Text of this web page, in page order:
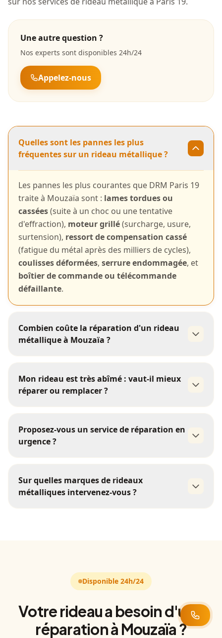
Une autre question ?
Nos experts sont disponibles 24h/24
Appelez-nous
Quelles sont les pannes les plus
fréquentes sur un rideau métallique ?
Les pannes les plus courantes que DRM Paris 19
traite à Mouzaïa sont : lames tordues ou
cassées(suite à un choc ou une tentative
d'effraction), moteur grillé(surcharge, usure,
surtension), ressort de compensation cassé
(fatigue du métal après des milliers de cycles),
coulisses déformées, serrure endommagée, et
boîtier de commande ou télécommande
défaillante.
Combien coûte la réparation d'un rideau
métallique à Mouzaïa ?
remplacement de lames
changement de moteur
Mon rideau est très abîmé : vaut-il mieux
réparer ou remplacer ?
dépasse 50% du prix d'un rideau neuf
Proposez-vous un service de réparation en
urgence ?
Sur quelles marques de rideaux
métalliques intervenez-vous ?
Disponible 24h/24
Votre rideau a besoin d'une
réparation à Mouzaïa ?